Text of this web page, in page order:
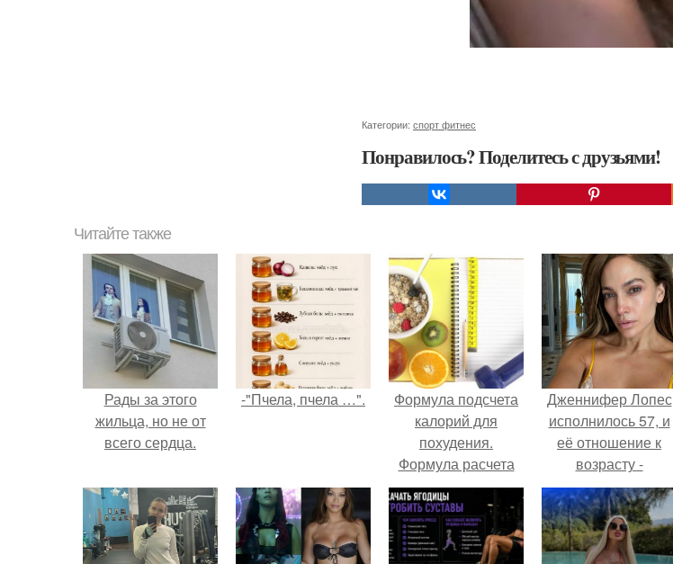
Категории: спорт фитнес
Понравилось? Поделитесь с друзьями!
Читайте также
Рады за этого
жильца, но не от
всего сердца.
-"Пчела, пчела …".
Формула подсчета
калорий для
похудения.
Формула расчета
нормы калорий
Миффлина-Сан
Жеора
Дженнифер Лопес
исполнилось 57, и
её отношение к
возрасту -
настоящий
манифест
уверенности: "не
говорите, что я